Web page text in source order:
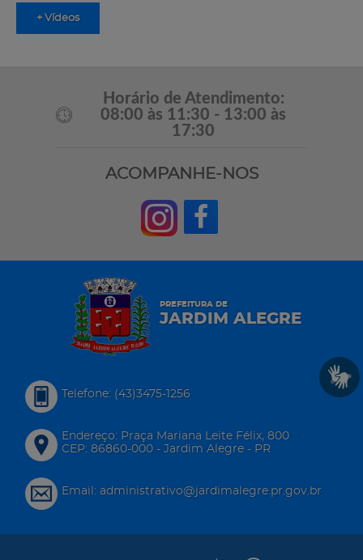
+ Vídeos
Horário de Atendimento:
08:00 às 11:30 - 13:00 às
17:30
ACOMPANHE-NOS
PREFEITURA DE
JARDIM ALEGRE
Telefone: (43)3475-1256
Endereço: Praça Mariana Leite Félix, 800
CEP: 86860-000 - Jardim Alegre - PR
Email: administrativo@jardimalegre.pr.gov.br